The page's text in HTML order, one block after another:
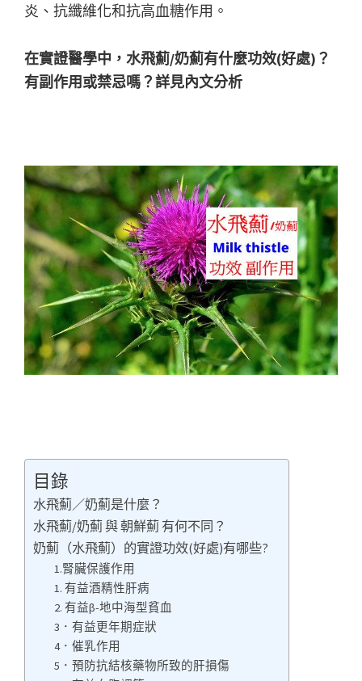
炎、抗纖維化和抗高血糖作用。
在實證醫學中，水飛薊/奶薊有什麼功效(好處)？
有副作用或禁忌嗎？詳見內文分析
目錄
水飛薊／奶薊是什麼？
水飛薊/奶薊 與 朝鮮薊 有何不同？
奶薊（水飛薊）的實證功效(好處)有哪些?
1.腎臟保護作用
1. 有益酒精性肝病
2. 有益β-地中海型貧血
3．有益更年期症狀
4．催乳作用
5．預防抗結核藥物所致的肝損傷